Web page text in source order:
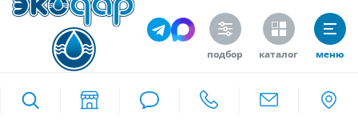
подбор каталог меню
Поиск